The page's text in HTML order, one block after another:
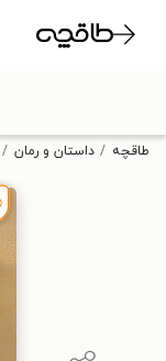
طاقچه داستان و رمان